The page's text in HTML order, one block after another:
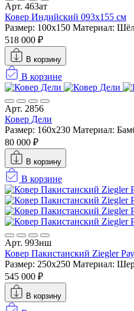
Арт. 463ат
Ковер Индийский 093x155 см
Размер: 100x150 Материал:
518 000 ₽
В корзину
В корзине
Арт. 2856
Ковер Дели
Размер: 160х230 Материал:
80 000 ₽
В корзину
В корзине
Арт. 993нш
Ковер Пакистанский Ziegler
Размер: 250x250 Материал:
545 000 ₽
В корзину